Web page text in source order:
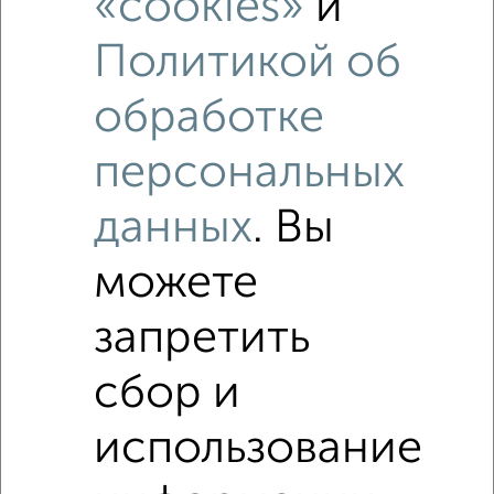
Рядом, с меньшей ценой
Недалеко от Спасская 6А с ценой ниже
Политикой об
обработке
персональных
данных. Вы
можете
запретить
сбор и
использование